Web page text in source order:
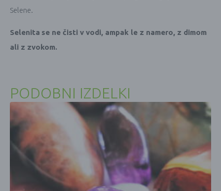
Selene.
Selenita se ne čisti v vodi, ampak le z namero, z dimom
ali z zvokom.
PODOBNI IZDELKI